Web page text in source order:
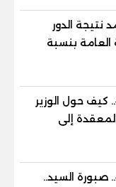
الدور
العامة بنسبة
كيف حول الوزير
إلى
صبورة السيد..